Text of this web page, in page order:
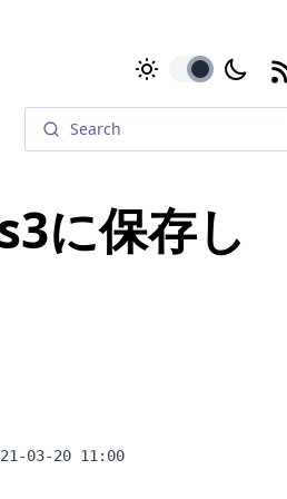
toggle
に保存し
03-20 11:00